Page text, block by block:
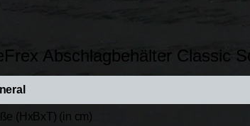
Abschlagbehälter Classic
(HxBxT) (in cm)